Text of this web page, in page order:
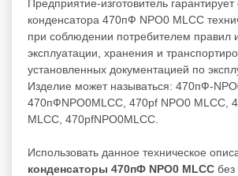
Предприятие-изготовитель гарантирует
конденсатора 470пФ NPO0 MLCC
при соблюдении потребителем правил
эксплуатации, хранения и
установленных документацией по
Изделие может называться: 470пФ-
470пФNPO0MLCC, 470pf NPO0 MLCC,
MLCC, 470pfNPO0MLCC.
Использовать данное техническое
конденсаторы 470пФ NPO0 MLCC без